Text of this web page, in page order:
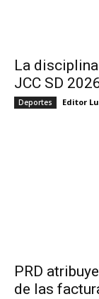
La
JCC SD
Deportes Editor
PRD
de las